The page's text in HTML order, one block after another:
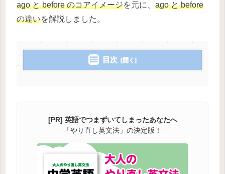
ago と before のコアイメージを元に、 ago と before
の違いを解説しました。
目次
[PR] 英語でつまずいてしまったあなたへ
「やり直し英文法」の決定版！